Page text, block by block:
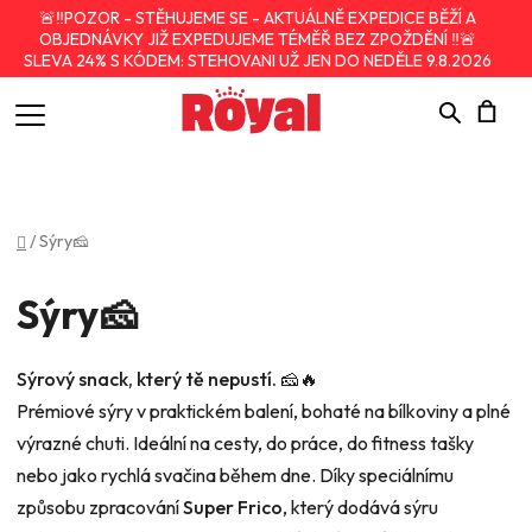
🚨‼️POZOR - STĚHUJEME SE - AKTUÁLNĚ EXPEDICE BĚŽÍ A
OBJEDNÁVKY JIŽ EXPEDUJEME TÉMĚŘ BEZ ZPOŽDĚNÍ ‼️🚨
SLEVA 24% S KÓDEM: STEHOVANI UŽ JEN DO NEDĚLE 9.8.2026
Hledat
Domů
/Sýry🧀
Sýry🧀
Sýrový snack, který tě nepustí. 🧀🔥
Prémiové sýry v praktickém balení, bohaté na bílkoviny a plné
výrazné chuti. Ideální na cesty, do práce, do fitness tašky
nebo jako rychlá svačina během dne. Díky speciálnímu
způsobu zpracováníSuper Frico, který dodává sýru